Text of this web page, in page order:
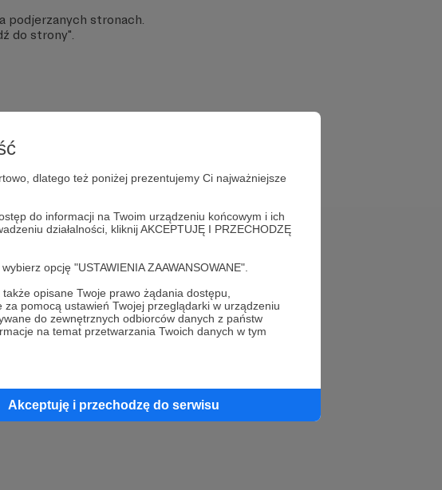
dlatego też poniżej prezentujemy Ci najważniejsze
do informacji na Twoim urządzeniu końcowym i ich
działalności, kliknij AKCEPTUJĘ I PRZECHODZĘ
opcję "USTAWIENIA ZAAWANSOWANE".
opisane Twoje prawo żądania dostępu,
pomocą ustawień Twojej przeglądarki w urządzeniu
do zewnętrznych odbiorców danych z państw
na temat przetwarzania Twoich danych w tym
Akceptuję i przechodzę do serwisu
podjerzanych stronach.
do strony".
FAQ
Kontakt z zespołem Patronite